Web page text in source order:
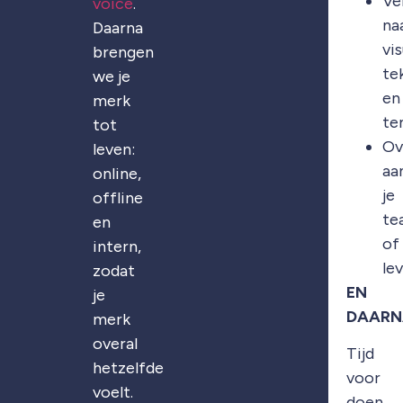
Daarna
brengen
we je
merk
tot
leven:
online,
offline
en
intern,
zodat
je
merk
overal
hetzelfde
voelt.
en
je
of
EN
Tijd
voor